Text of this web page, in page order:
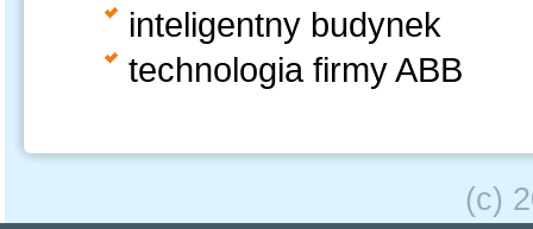
inteligentny budynek
technologia firmy ABB
(c)